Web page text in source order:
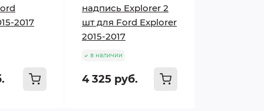
2017
надпись Explorer 2
шт для Ford Explorer
2015-2017
в наличии
4 325 руб.